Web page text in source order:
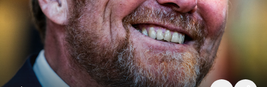
Klein
Standaard
Groot